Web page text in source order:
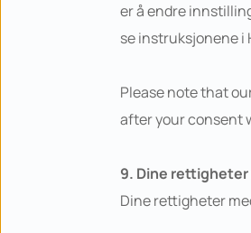
er å endre
se instruksjonene i
Please note that
after your consent
9. Dine
Dine rettigheter